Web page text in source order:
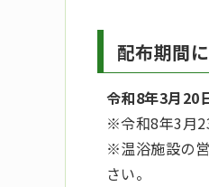
配布期間
令和8年3月20
※令和8年3月
※温浴施設の
さい。